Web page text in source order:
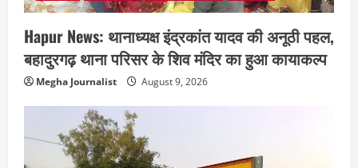
Hapur News: थानाध्यक्ष इंद्रकांत यादव की अनूठी पहल,
बहादुरगढ़ थाना परिसर के शिव मंदिर का हुआ कायाकल्प
Megha Journalist August 9, 2026